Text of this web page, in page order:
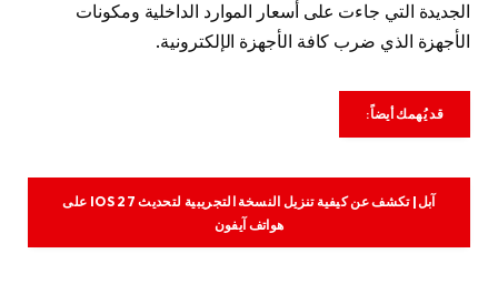
الجديدة التي جاءت على أسعار الموارد الداخلية ومكونات
الأجهزة الذي ضرب كافة الأجهزة الإلكترونية.
قد يُهمك أيضاً:
آبل| تكشف عن كيفية تنزيل النسخة التجريبية لتحديث IOS 27 على
هواتف آيفون